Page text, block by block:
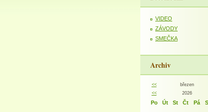
VIDEO
ZÁVODY
SMEČKA
Archiv
<< březen
<<
2026
Po Út St Čt Pá